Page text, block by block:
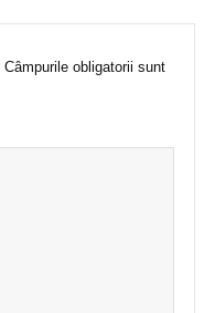
Câmpurile obligatorii sunt